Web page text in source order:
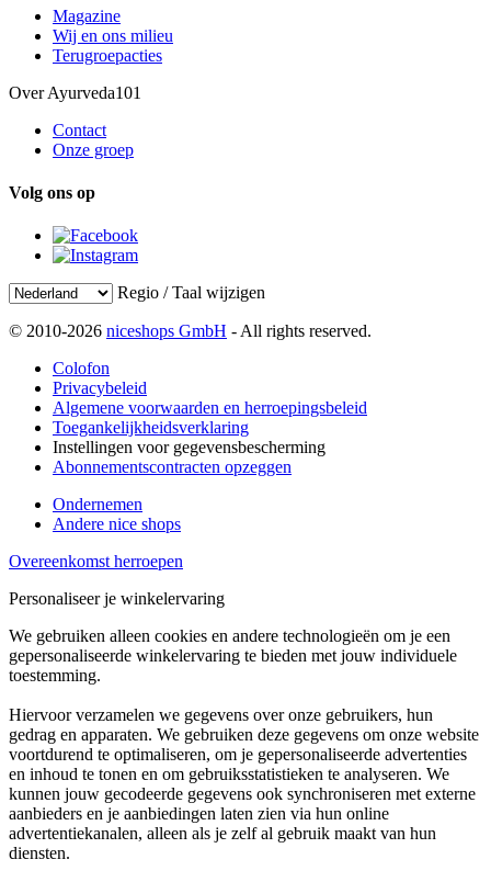
Magazine
Wij en ons milieu
Terugroepacties
Over Ayurveda101
Contact
Onze groep
Volg ons op
Regio / Taal wijzigen
© 2010-2026 niceshops GmbH - All rights reserved.
Colofon
Privacybeleid
Algemene voorwaarden en herroepingsbeleid
Toegankelijkheidsverklaring
Instellingen voor gegevensbescherming
Abonnementscontracten opzeggen
Ondernemen
Andere nice shops
Overeenkomst herroepen
Personaliseer je winkelervaring
We gebruiken alleen cookies en andere technologieën om je een
gepersonaliseerde winkelervaring te bieden met jouw individuele
toestemming.
Hiervoor verzamelen we gegevens over onze gebruikers, hun
gedrag en apparaten. We gebruiken deze gegevens om onze website
voortdurend te optimaliseren, om je gepersonaliseerde advertenties
en inhoud te tonen en om gebruiksstatistieken te analyseren. We
kunnen jouw gecodeerde gegevens ook synchroniseren met externe
aanbieders en je aanbiedingen laten zien via hun online
advertentiekanalen, alleen als je zelf al gebruik maakt van hun
diensten.